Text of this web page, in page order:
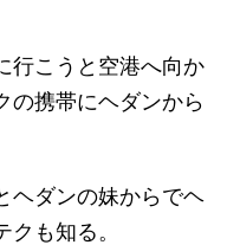
行こうと空港へ向か
の携帯にヘダンから
ヘダンの妹からでヘ
も知る。